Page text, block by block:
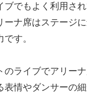
でもよく利用さ
ーナ席はステージ
す。
ライブでアリー
情やダンサーの